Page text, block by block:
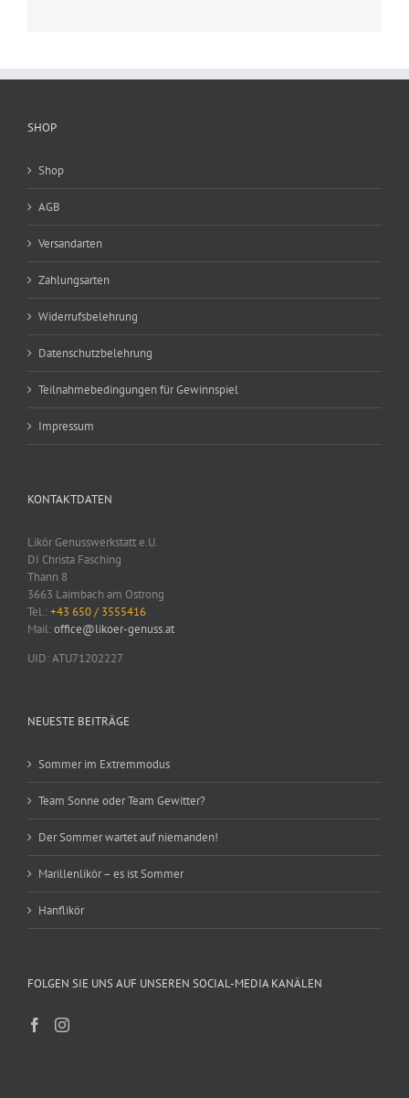
SHOP
Shop
AGB
Versandarten
Zahlungsarten
Widerrufsbelehrung
Datenschutzbelehrung
Teilnahmebedingungen für Gewinnspiel
Impressum
KONTAKTDATEN
Likör Genusswerkstatt e.U.
DI Christa Fasching
Thann 8
3663 Laimbach am Ostrong
Tel.:+43 650 / 3555416
Mail:office@likoer-genuss.at
UID: ATU71202227
NEUESTE BEITRÄGE
Sommer im Extremmodus
Team Sonne oder Team Gewitter?
Der Sommer wartet auf niemanden!
Marillenlikör – es ist Sommer
Hanflikör
FOLGEN SIE UNS AUF UNSEREN SOCIAL-MEDIA KANÄLEN